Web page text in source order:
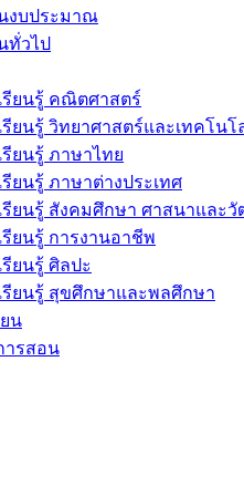
งบประมาณ
ทั่วไป
รียนรู้ คณิตศาสตร์
ยนรู้ วิทยาศาสตร์และเทคโนโ
ยนรู้ ภาษาไทย
ยนรู้ ภาษาต่างประเทศ
รียนรู้ สังคมศึกษา ศาสนาและ
ยนรู้ การงานอาชีพ
ยนรู้ ศิลปะ
รียนรู้ สุขศึกษาและพลศึกษา
น
รสอน